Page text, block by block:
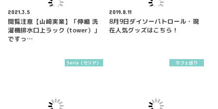
2021.3.5
閲覧注意【山崎実業】「伸縮 洗
濯機排水口上ラック (tower）」
ですっ…
2019.8.11
8月9日ダイソーパトロール・現
在人気グッズはこちら！
Seria（セリア） カフェ巡り